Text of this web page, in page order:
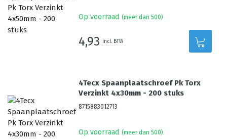
Op voorraad (meer dan 500)
4,93 incl. BTW
4Tecx Spaanplaatschroef Pk Torx
Verzinkt 4x30mm - 200 stuks
8715883012713
Op voorraad (meer dan 500)